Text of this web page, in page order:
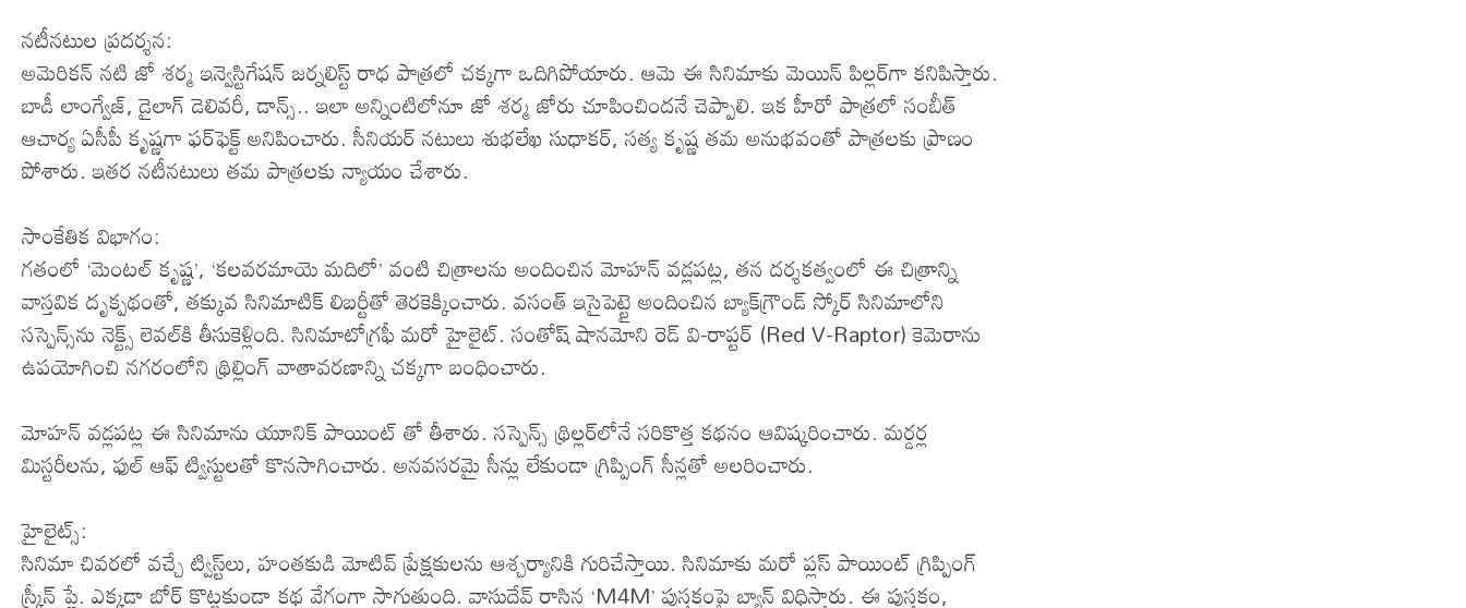
నటీనటుల ప్రదర్శన:
అమెరికన్ నటి జో శర్మ ఇన్వెస్టిగేషన్ జర్నలిస్ట్ రాధ పాత్రలో చ‌క్క‌గా ఒదిగిపోయారు. ఆమె ఈ సినిమాకు మెయిన్ పిల్ల‌ర్‌గా క‌నిపిస్తారు.
బాడీ లాంగ్వేజ్, డైలాగ్ డెలివరీ, డాన్స్.. ఇలా అన్నింటిలోనూ జో శ‌ర్మ జోరు చూపించింద‌నే చెప్పాలి. ఇక హీరో పాత్ర‌లో సంబీత్
ఆచార్య ఏసీపీ కృష్ణగా ఫ‌ర్‌ఫెక్ట్ అనిపించారు. సీనియర్ నటులు శుభలేఖ సుధాకర్, సత్య కృష్ణ తమ అనుభవంతో పాత్రలకు ప్రాణం
పోశారు. ఇత‌ర న‌టీన‌టులు త‌మ పాత్ర‌లకు న్యాయం చేశారు.
సాంకేతిక విభాగం:
గతంలో ‘మెంటల్ కృష్ణ’, ‘కలవరమాయె మదిలో’ వంటి చిత్రాలను అందించిన మోహన్ వడ్లపట్ల, త‌న ద‌ర్శ‌క‌త్వంలో ఈ చిత్రాన్ని
వాస్తవిక దృక్పథంతో, తక్కువ సినిమాటిక్ లిబర్టీతో తెరకెక్కించారు. వసంత్ ఇసైపెట్టై అందించిన బ్యాక్‌గ్రౌండ్ స్కోర్ సినిమాలోని
సస్పెన్స్‌ను నెక్ట్స్ లెవ‌ల్‌కి తీసుకెళ్లింది. ​సినిమాటోగ్రఫీ మ‌రో హైలైట్. సంతోష్ షానమోని రెడ్ వి-రాప్టర్ (Red V-Raptor) కెమెరాను
ఉపయోగించి నగరంలోని థ్రిల్లింగ్ వాతావరణాన్ని చక్కగా బంధించారు.
మోహన్ వడ్లపట్ల ఈ సినిమాను యూనిక్ పాయింట్ తో తీశారు. సస్పెన్స్ థ్రిల్ల‌ర్‌లోనే స‌రికొత్త క‌థ‌నం ఆవిష్క‌రించారు. మర్డర్ల‌
మిస్టరీల‌ను, ఫుల్ ఆఫ్ ట్విస్టులతో కొన‌సాగించారు. అన‌వ‌స‌ర‌మై సీన్లు లేకుండా గ్రిప్పింగ్ సీన్ల‌తో అల‌రించారు.
​హైలైట్స్:
సినిమా చివరలో వచ్చే ట్విస్ట్‌లు, హంతకుడి మోటివ్ ప్రేక్షకులను ఆశ్చర్యానికి గురిచేస్తాయి. సినిమాకు మ‌రో ప్ల‌స్ పాయింట్ గ్రిప్పింగ్
స్క్రీన్ ప్లే. ఎక్కడా బోర్ కొట్టకుండా కథ వేగంగా సాగుతుంది. వాసుదేవ్ రాసిన ‘M4M’ పుస్త‌కంపై బ్యాన్ విధిస్తారు. ఈ పుస్తకం,